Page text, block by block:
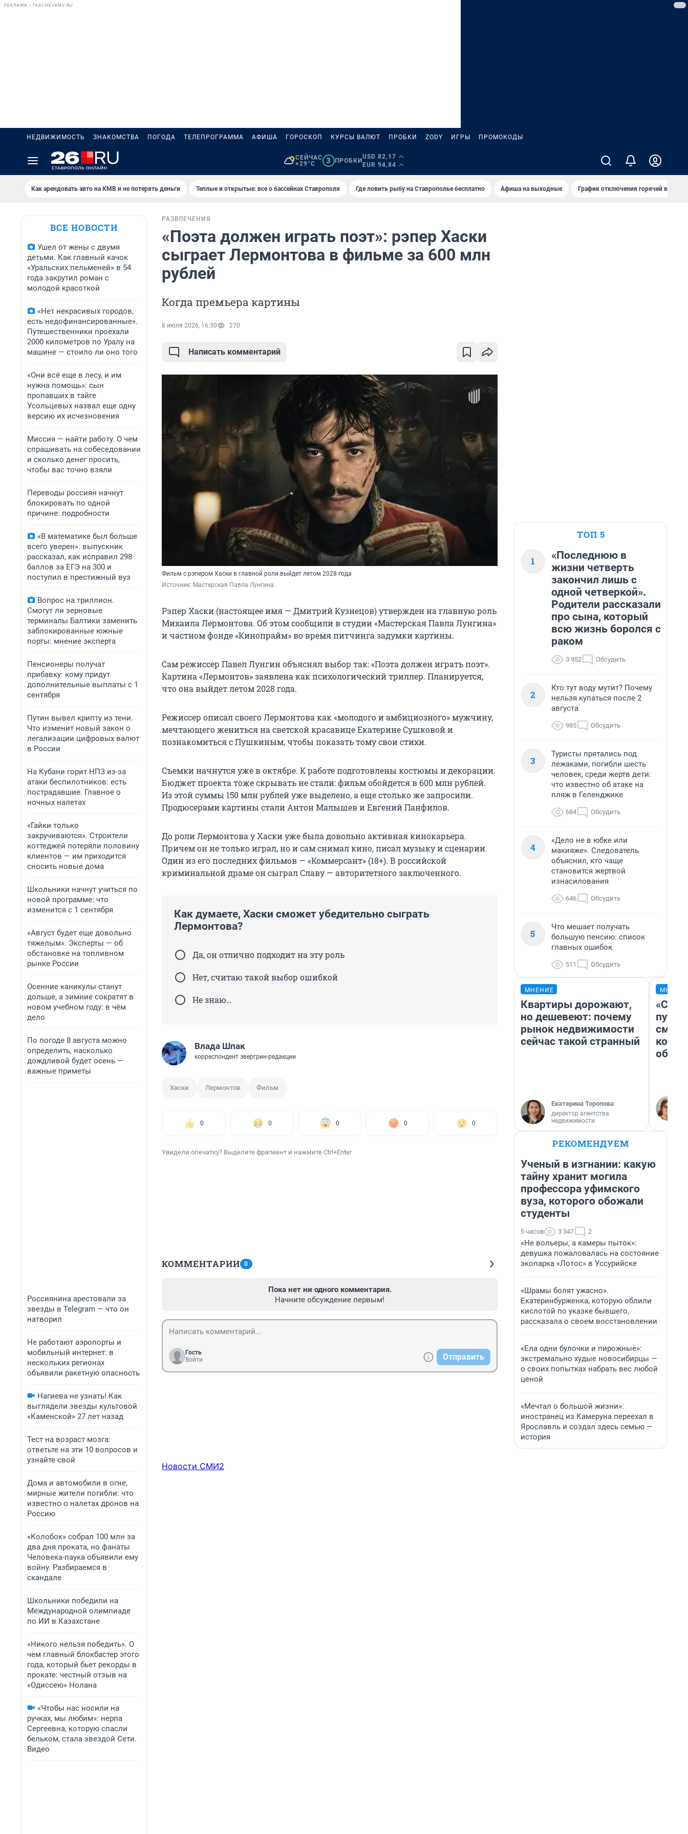
РЕКЛАМА • TKACHEVKMV.RU
НЕДВИЖИМОСТЬ ЗНАКОМСТВА ПОГОДА ТЕЛЕПРОГРАММА АФИША ГОРОСКОП КУРСЫ ВАЛЮТ ПРОБКИ ZODY ИГРЫ ПРОМОКОДЫ
СЕЙЧАС
+29°C
3 ПРОБКИ
USD 82,17
EUR 94,84
Как арендовать авто на КМВ и не потерять деньги Теплые и открытые: все о бассейнах Ставрополя Где ловить рыбу на Ставрополье бесплатно Афиша на выходные График отключения горячей воды в
ВСЕ НОВОСТИ
Ушел от жены с двумя
детьми. Как главный качок
«Уральских пельменей» в 54
года закрутил роман с
молодой красоткой
«Нет некрасивых городов,
есть недофинансированные».
Путешественники проехали
2000 километров по Уралу на
машине — стоило ли оно того
«Они всё еще в лесу, и им
нужна помощь»: сын
пропавших в тайге
Усольцевых назвал еще одну
версию их исчезновения
Миссия — найти работу. О чем
спрашивать на собеседовании
и сколько денег просить,
чтобы вас точно взяли
Переводы россиян начнут
блокировать по одной
причине: подробности
«В математике был больше
всего уверен»: выпускник
рассказал, как исправил 298
баллов за ЕГЭ на 300 и
поступил в престижный вуз
Вопрос на триллион.
Смогут ли зерновые
терминалы Балтики заменить
заблокированные южные
порты: мнение эксперта
Пенсионеры получат
прибавку: кому придут
дополнительные выплаты с 1
сентября
Путин вывел крипту из тени.
Что изменит новый закон о
легализации цифровых валют
в России
На Кубани горит НПЗ из-за
атаки беспилотников: есть
пострадавшие. Главное о
ночных налетах
«Гайки только
закручиваются». Строители
коттеджей потеряли половину
клиентов — им приходится
сносить новые дома
Школьники начнут учиться по
новой программе: что
изменится с 1 сентября
«Август будет еще довольно
тяжелым». Эксперты — об
обстановке на топливном
рынке России
Осенние каникулы станут
дольше, а зимние сократят в
новом учебном году: в чём
дело
По погоде 8 августа можно
определить, насколько
дождливой будет осень —
важные приметы
Россиянина арестовали за
звезды в Telegram — что он
натворил
Не работают аэропорты и
мобильный интернет: в
нескольких регионах
объявили ракетную опасность
Нагиева не узнать! Как
выглядели звезды культовой
«Каменской» 27 лет назад
Тест на возраст мозга:
ответьте на эти 10 вопросов и
узнайте свой
Дома и автомобили в огне,
мирные жители погибли: что
известно о налетах дронов на
Россию
«Колобок» собрал 100 млн за
два дня проката, но фанаты
Человека-паука объявили ему
войну. Разбираемся в
скандале
Школьники победили на
Международной олимпиаде
по ИИ в Казахстане
«Никого нельзя победить». О
чем главный блокбастер этого
года, который бьет рекорды в
прокате: честный отзыв на
«Одиссею» Нолана
«Чтобы нас носили на
ручках, мы любим»: нерпа
Сергеевна, которую спасли
бельком, стала звездой Сети.
Видео
РАЗВЛЕЧЕНИЯ
«Поэта должен играть поэт»: рэпер Хаски
сыграет Лермонтова в фильме за 600 млн
рублей
Когда премьера картины
8 июля 2026, 16:30 270
Написать комментарий
Фильм с рэпером Хаски в главной роли выйдет летом 2028 года
Источник: Мастерская Павла Лунгина
Рэпер Хаски (настоящее имя — Дмитрий Кузнецов) утвержден на главную роль
Михаила Лермонтова. Об этом сообщили в студии «Мастерская Павла Лунгина»
и частном фонде «Кинопрайм» во время питчинга задумки картины.
Сам режиссер Павел Лунгин объяснял выбор так: «Поэта должен играть поэт».
Картина «Лермонтов» заявлена как психологический триллер. Планируется,
что она выйдет летом 2028 года.
Режиссер описал своего Лермонтова как «молодого и амбициозного» мужчину,
мечтающего жениться на светской красавице Екатерине Сушковой и
познакомиться с Пушкиным, чтобы показать тому свои стихи.
Съемки начнутся уже в октябре. К работе подготовлены костюмы и декорации.
Бюджет проекта тоже скрывать не стали: фильм обойдется в 600 млнрублей.
Из этой суммы 150 млнрублей уже выделено, а еще столько же запросили.
Продюсерами картины стали Антон Малышев и Евгений Панфилов.
До роли Лермонтова у Хаски уже была довольно активная кинокарьера.
Причем он не только играл, но и сам снимал кино, писал музыку и сценарии.
Один из его последних фильмов — «Коммерсант» (18+). В российской
криминальной драме он сыграл Славу — авторитетного заключенного.
Как думаете, Хаски сможет убедительно сыграть
Лермонтова?
Да, он отлично подходит на эту роль
Нет, считаю такой выбор ошибкой
Не знаю…
Влада Шпак
корреспондент эвергрин-редакции
Хаски Лермонтов Фильм
0 0 0 0 0
Увидели опечатку? Выделите фрагмент и нажмите Ctrl+Enter
КОММЕНТАРИИ 0
Пока нет ни одного комментария.
Начните обсуждение первым!
Гость
Войти
Отправить
Новости СМИ2
ТОП 5
1
«Последнюю в
жизни четверть
закончил лишь с
одной четверкой».
Родители рассказали
про сына, который
всю жизнь боролся с
раком
3 952 Обсудить
2
Кто тут воду мутит? Почему
нельзя купаться после 2
августа
985 Обсудить
3
Туристы прятались под
лежаками, погибли шесть
человек, среди жертв дети:
что известно об атаке на
пляж в Геленджике
684 Обсудить
4
«Дело не в юбке или
макияже». Следователь
объяснил, кто чаще
становится жертвой
изнасилования
646 Обсудить
5
Что мешает получать
большую пенсию: список
главных ошибок
511 Обсудить
МНЕНИЕ
Квартиры дорожают,
но дешевеют: почему
рынок недвижимости
сейчас такой странный
Екатерина Торопова
директор агентства
недвижимости
РЕКОМЕНДУЕМ
Ученый в изгнании: какую
тайну хранит могила
профессора уфимского
вуза, которого обожали
студенты
5 часов 3 347 2
«Не вольеры, а камеры пыток»:
девушка пожаловалась на состояние
экопарка «Лотос» в Уссурийске
«Шрамы болят ужасно».
Екатеринбурженка, которую облили
кислотой по указке бывшего,
рассказала о своем восстановлении
«Ела одни булочки и пирожные»:
экстремально худые новосибирцы —
о своих попытках набрать вес любой
ценой
«Мечтал о большой жизни»:
иностранец из Камеруна переехал в
Ярославль и создал здесь семью —
история